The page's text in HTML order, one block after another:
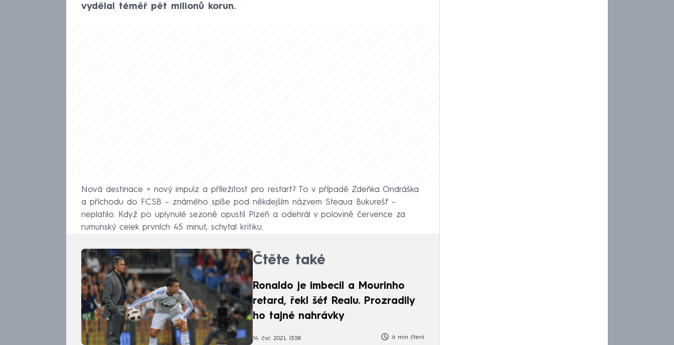
vydělal téměř pět milionů korun.
Nová destinace = nový impulz a příležitost pro restart? To v případě Zdeňka Ondráška
a příchodu do FCSB – známého spíše pod někdejším názvem Steaua Bukurešť –
neplatilo. Když po uplynulé sezoně opustil Plzeň a odehrál v polovině července za
rumunský celek prvních 45 minut, schytal kritiku.
Čtěte také
Ronaldo je imbecil a Mourinho
retard, řekl šéf Realu. Prozradily
ho tajné nahrávky
14. čvc 2021, 13:58 6 min čtení